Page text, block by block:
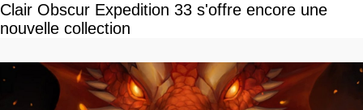
Clair Obscur Expedition 33 s'offre encore une
nouvelle collection